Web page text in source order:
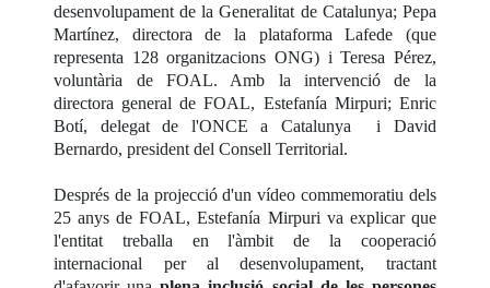
desenvolupament de la Generalitat de Catalunya; Pepa
Martínez, directora de la plataforma Lafede (que
representa 128 organitzacions ONG) i Teresa Pérez,
voluntària de FOAL. Amb la intervenció de la
directora general de FOAL, Estefanía Mirpuri; Enric
Botí, delegat de l'ONCE a Catalunya i David
Bernardo, president del Consell Territorial.
Després de la projecció d'un vídeo commemoratiu dels
25 anys de FOAL, Estefanía Mirpuri va explicar que
l'entitat treballa en l'àmbit de la cooperació
internacional per al desenvolupament, tractant